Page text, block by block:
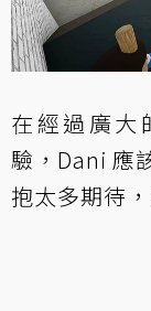
在經過廣大
驗，Dani 應
抱太多期待